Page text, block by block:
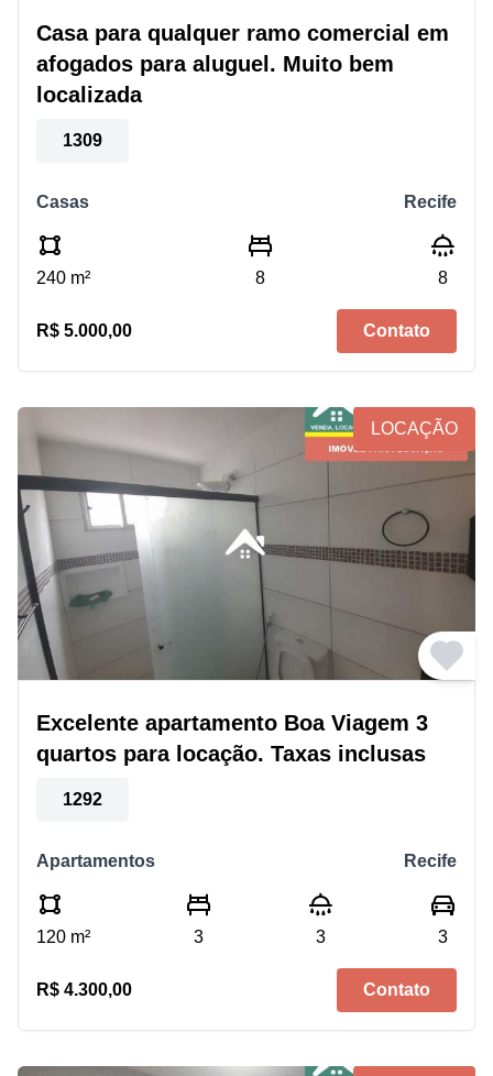
Casa para qualquer ramo comercial em
afogados para aluguel. Muito bem
localizada
1309
Casas Recife
240 m² 8 8
R$ 5.000,00 Contato
LOCAÇÃO
Excelente apartamento Boa Viagem 3
quartos para locação. Taxas inclusas
1292
Apartamentos Recife
120 m² 3 3 3
R$ 4.300,00 Contato